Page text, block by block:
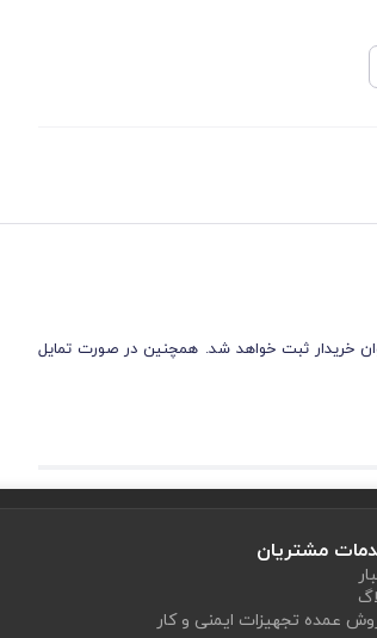
خریدار ثبت خواهد شد. همچنین در صورت تمایل
مشتریان
عمده تجهیزات ایمنی و کار